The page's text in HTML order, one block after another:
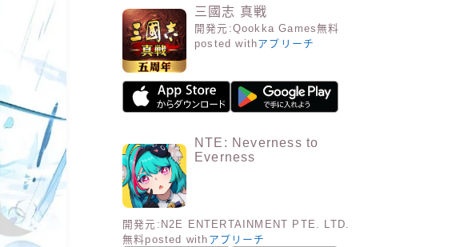
三國志 真戦
開発元:Qookka Games無料
posted withアプリーチ
NTE: Neverness to
Everness
開発元: N2E ENTERTAINMENT PTE. LTD.
無料posted with アプリーチ